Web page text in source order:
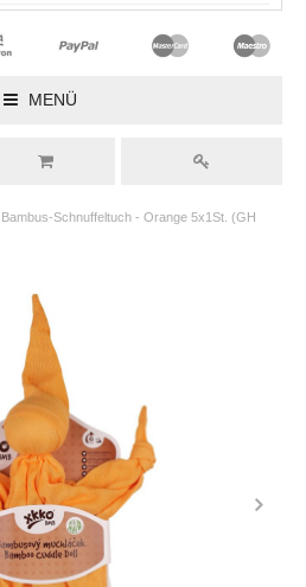
MENÜ
Schnuffeltuch - Orange 5x1St. (GH